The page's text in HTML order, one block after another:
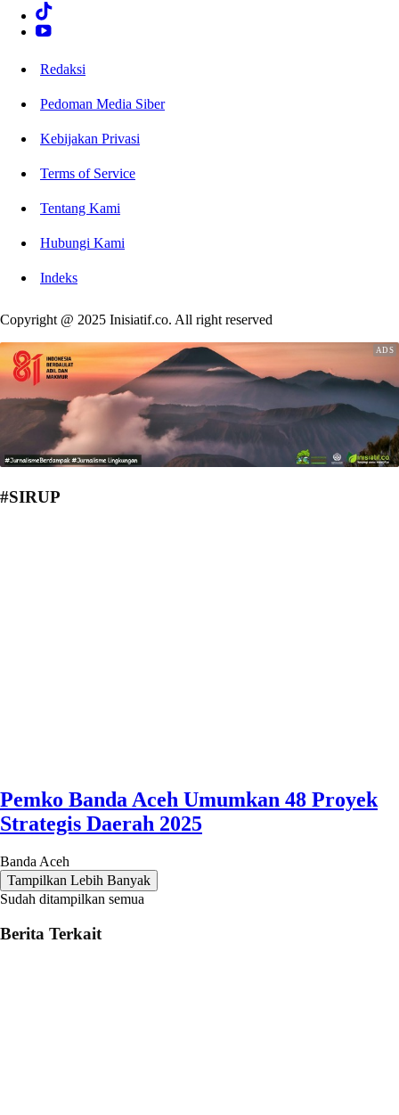
Redaksi
Pedoman Media Siber
Kebijakan Privasi
Terms of Service
Tentang Kami
Hubungi Kami
Indeks
Copyright @ 2025 Inisiatif.co. All right reserved
#SIRUP
Pemko Banda Aceh Umumkan 48 Proyek
Strategis Daerah 2025
Banda Aceh
Tampilkan Lebih Banyak
Sudah ditampilkan semua
Berita Terkait